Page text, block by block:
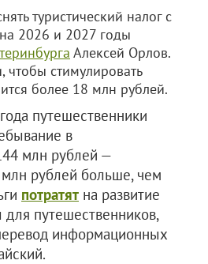
туристический налог с
2026 и 2027 годы
Алексей Орлов.
чтобы стимулировать
более 18 млн рублей.
путешественники
в
млн рублей —
рублей больше, чем
потратят на развитие
для путешественников,
информационных